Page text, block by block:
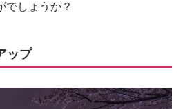
でしょうか？
ップ